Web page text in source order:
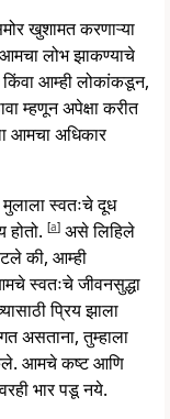
खुशामत करणाऱ्या
लोभ झाकण्याचे
किंवा आम्ही लोकांकडून,
म्हणून अपेक्षा करीत
आमचा अधिकार
मुलाला स्वतःचे दूध
[a] असे लिहिले
की, आम्ही
स्वतःचे जीवनसुद्धा
प्रिय झाला
असताना, तुम्हाला
आमचे कष्ट आणि
भार पडू नये.